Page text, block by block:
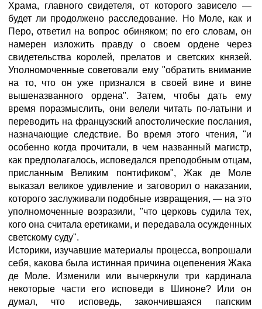
Храма, главного свидетеля, от которого зависело —
будет ли продолжено расследование. Но Моле, как и
Перо, ответил на вопрос обиняком; по его словам, он
намерен изложить правду о своем ордене через
свидетельства королей, прелатов и светских князей.
Уполномоченные советовали ему "обратить внимание
на то, что он уже признался в своей вине и вине
вышеназванного ордена". Затем, чтобы дать ему
время поразмыслить, они велели читать по-латыни и
переводить на французский апостолические послания,
назначающие следствие. Во время этого чтения, "и
особенно когда прочитали, в чем названный магистр,
как предполагалось, исповедался преподобным отцам,
присланным Великим понтификом", Жак де Моле
выказал великое удивление и заговорил о наказании,
которого заслуживали подобные извращения, — на это
уполномоченные возразили, "что церковь судила тех,
кого она считала еретиками, и передавала осужденных
светскому суду".
Историки, изучавшие материалы процесса, вопрошали
себя, какова была истинная причина оцепенения Жака
де Моле. Изменили или вычеркнули три кардинала
некоторые части его исповеди в Шиноне? Или он
думал, что исповедь, закончившаяся папским